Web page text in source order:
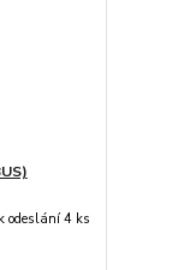
k odeslání 4 ks